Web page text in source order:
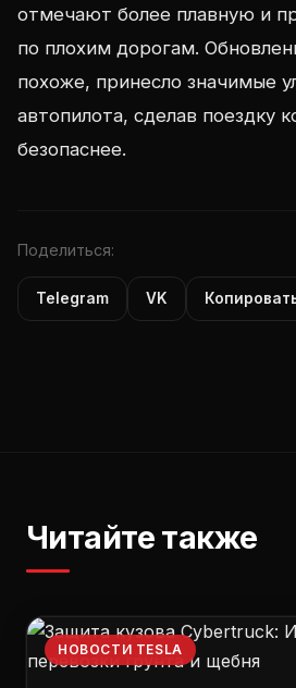
отмечают более плавную и
по плохим дорогам.
похоже, принесло значимые
автопилота, сделав поездку
безопаснее.
Поделиться:
Telegram VK
Читайте также
НОВОСТИ TESLA